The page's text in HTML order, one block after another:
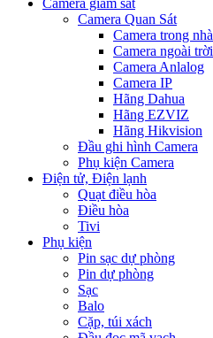
Camera giám sát
Camera Quan Sát
Camera trong nhà
Camera ngoài trời
Camera Anlalog
Camera IP
Hãng Dahua
Hãng EZVIZ
Hãng Hikvision
Đầu ghi hình Camera
Phụ kiện Camera
Điện tử, Điện lạnh
Quạt điều hòa
Điều hòa
Tivi
Phụ kiện
Pin sạc dự phòng
Pin dự phòng
Sạc
Balo
Cặp, túi xách